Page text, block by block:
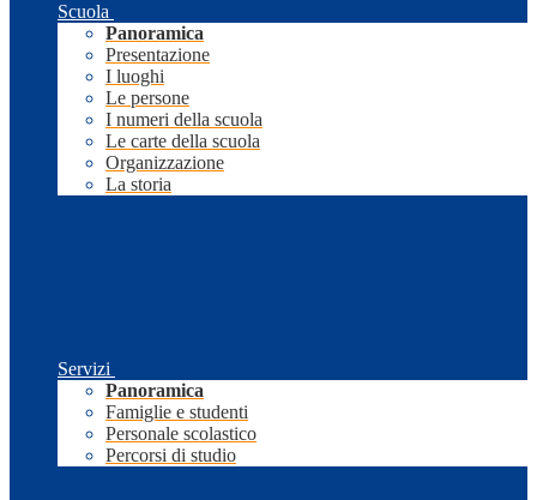
Scuola
Panoramica
Presentazione
I luoghi
Le persone
I numeri della scuola
Le carte della scuola
Organizzazione
La storia
Servizi
Panoramica
Famiglie e studenti
Personale scolastico
Percorsi di studio